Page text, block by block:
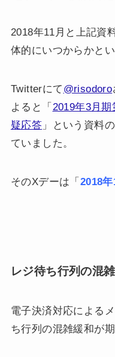
2018年11月と上記資
体的にいつからかと
Twitterにて @risodoro
よると「 2019年3月
疑応答 」という資料
ていました。
そのXデーは「 2018年
レジ待ち行列の混
電子決済対応による
ち行列の混雑緩和が